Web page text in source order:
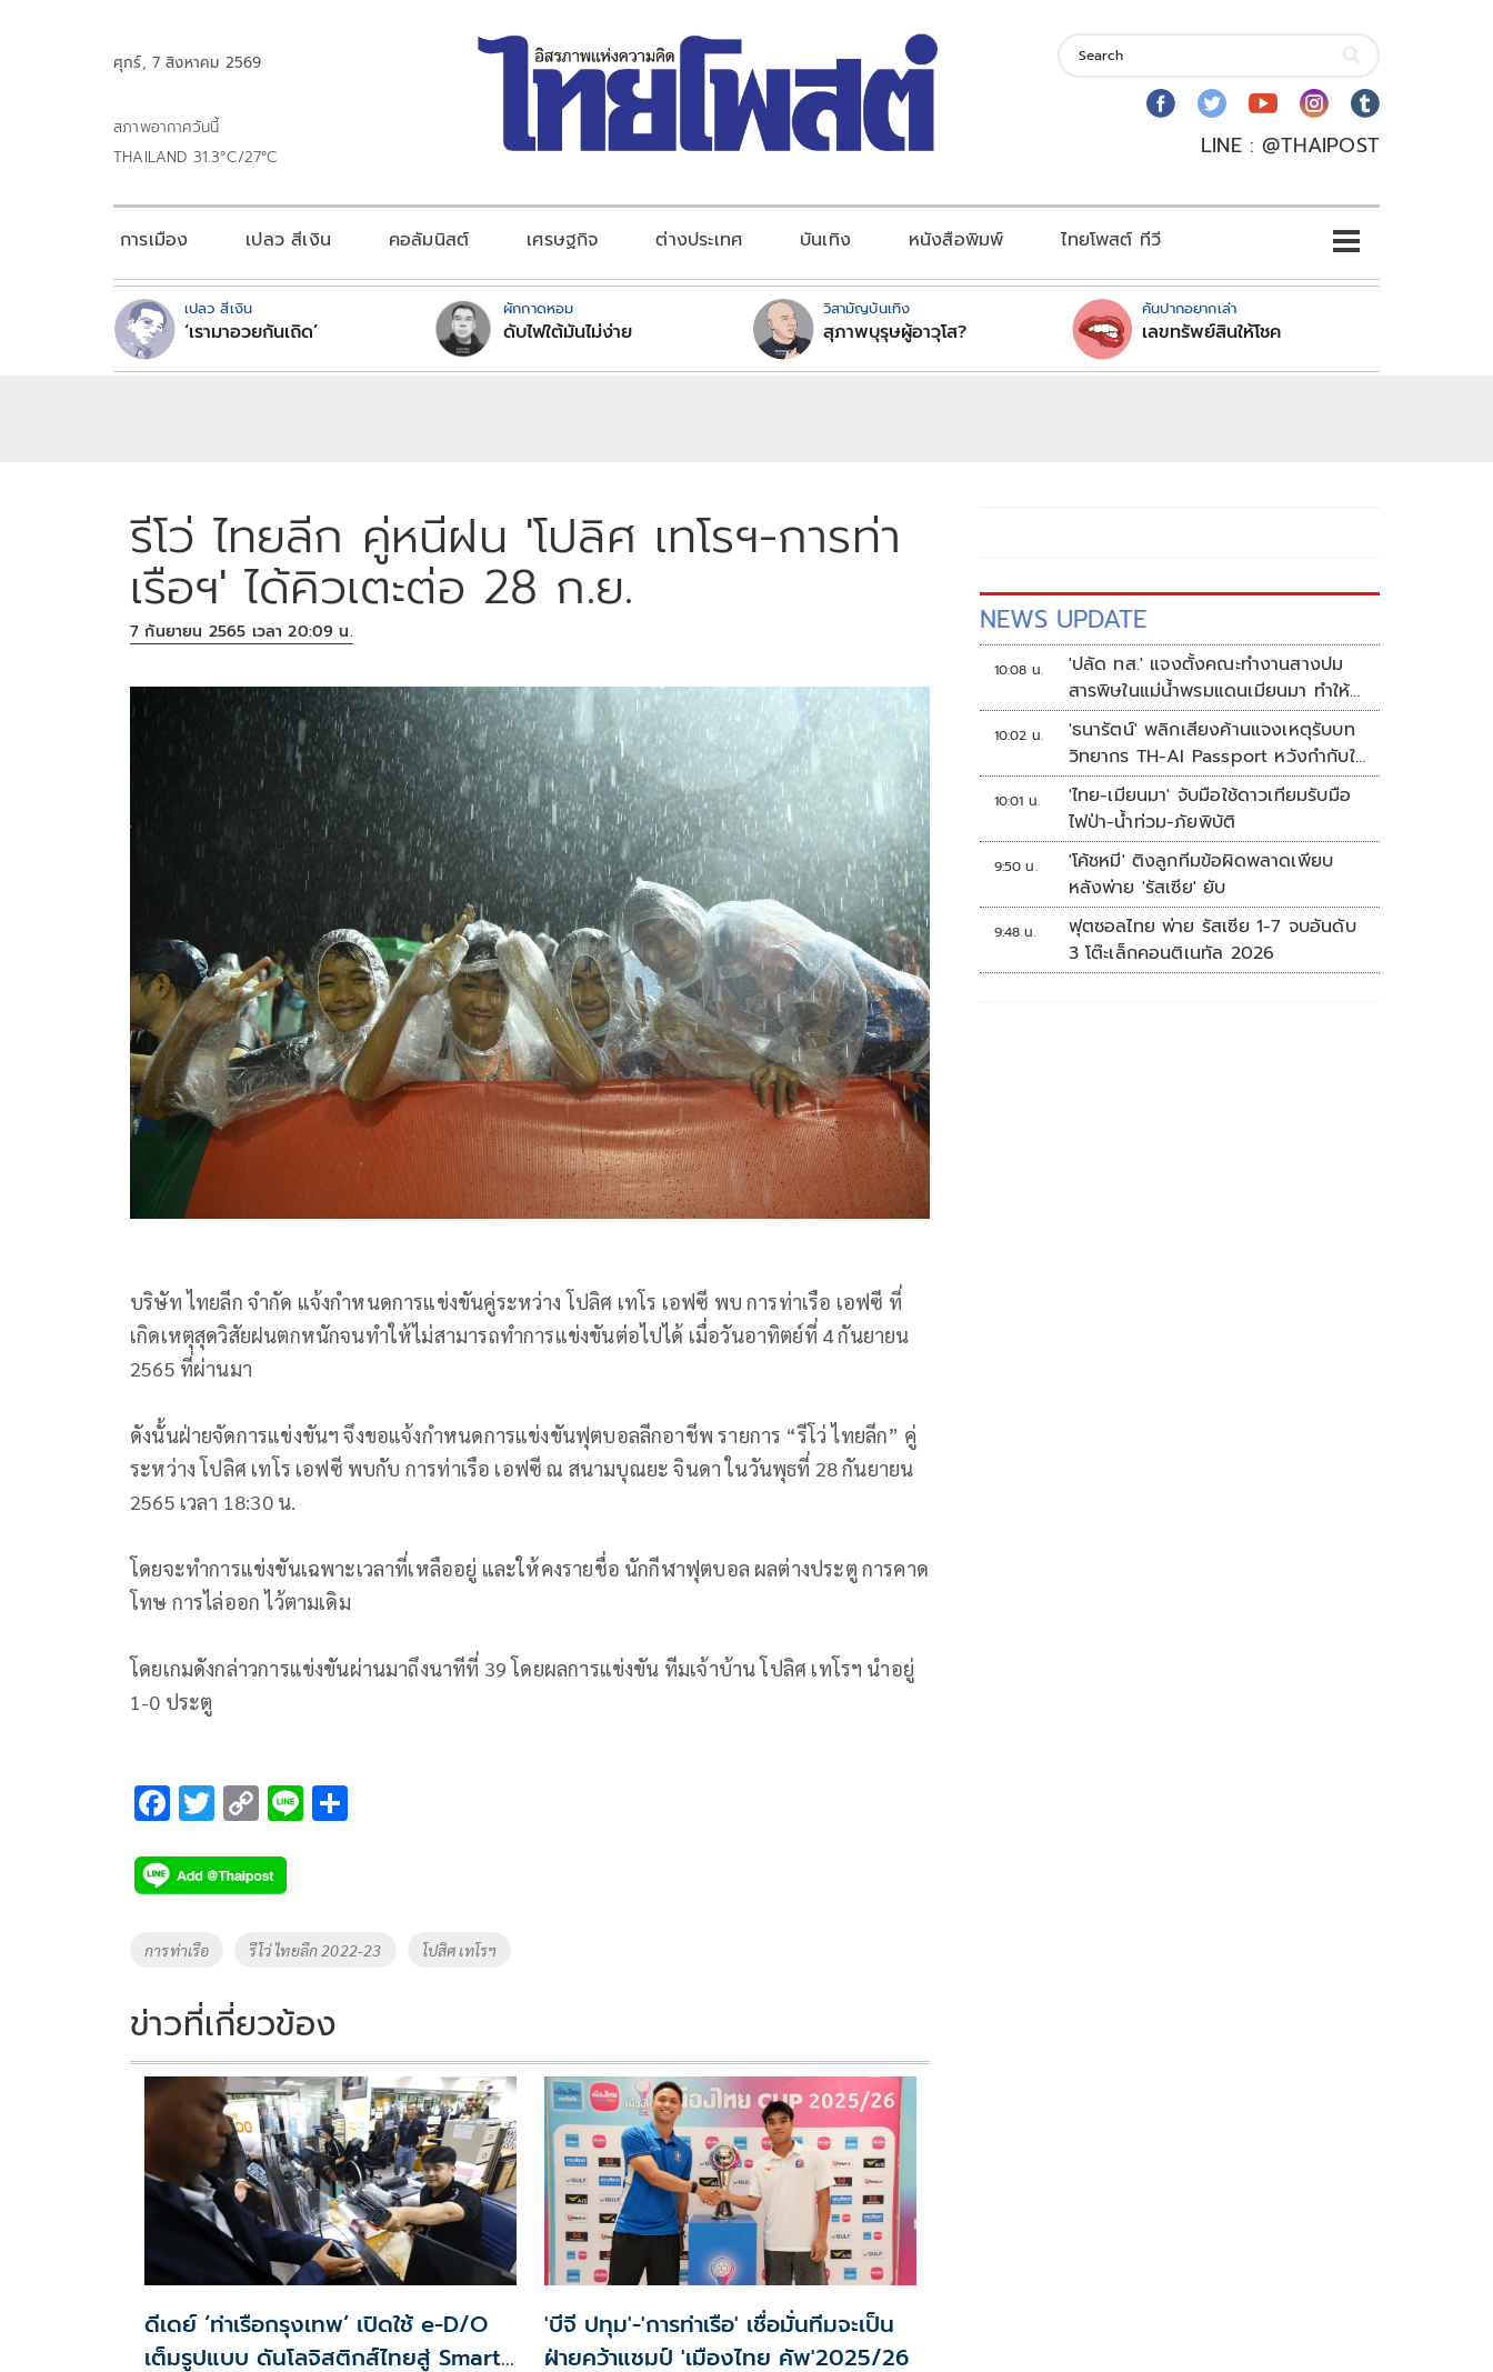
ศุกร์, 7 สิงหาคม 2569
สภาพอากาศวันนี้
THAILAND 31.3°C/27°C
LINE : @THAIPOST
การเมือง เปลว สีเงิน คอลัมนิสต์ เศรษฐกิจ ต่างประเทศ บันเทิง หนังสือพิมพ์ ไทยโพสต์ ทีวี
เปลว สีเงิน
‘เรามาอวยกันเถิด’
ผักกาดหอม
ดับไฟใต้มันไม่ง่าย
วิสามัญบันเทิง
สุภาพบุรุษผู้อาวุโส?
คันปากอยากเล่า
เลขทรัพย์สินให้โชค
รีโว่ ไทยลีก คู่หนีฝน 'โปลิศ เทโรฯ-การท่า
เรือฯ' ได้คิวเตะต่อ 28 ก.ย.
7 กันยายน 2565 เวลา 20:09 น.
บริษัท ไทยลีก จำกัด แจ้งกำหนดการแข่งขันคู่ระหว่าง โปลิศ เทโร เอฟซี พบ การท่าเรือ เอฟซี ที่
เกิดเหตุสุดวิสัยฝนตกหนักจนทําให้ไม่สามารถทําการแข่งขันต่อไปได้ เมื่อวันอาทิตย์ที่ 4 กันยายน
2565 ที่ผ่านมา
ดังนั้นฝ่ายจัดการแข่งขันฯ จึงขอแจ้งกําหนดการแข่งขันฟุตบอลลีกอาชีพ รายการ “รีโว่ ไทยลีก” คู่
ระหว่าง โปลิศ เทโร เอฟซี พบกับ การท่าเรือ เอฟซี ณ สนามบุณยะ จินดา ในวันพุธที่ 28 กันยายน
2565 เวลา 18:30 น.
โดยจะทําการแข่งขันเฉพาะเวลาที่เหลืออยู่ และให้คงรายชื่อ นักกีฬาฟุตบอล ผลต่างประตู การคาด
โทษ การไล่ออก ไว้ตามเดิม
โดยเกมดังกล่าวการแข่งขันผ่านมาถึงนาทีที่ 39 โดยผลการแข่งขัน ทีมเจ้าบ้าน โปลิศ เทโรฯ นำอยู่
1-0 ประตู
F
e
b
o
k
T
tt
er
C
p
y
Li
k
Li
Tags
การท่าเรือ รีโว่ ไทยลีก 2022-23 โปสิศ เทโรฯ
ข่าวที่เกี่ยวข้อง
ดีเดย์ ‘ท่าเรือกรุงเทพ’ เปิดใช้ e-D/O
เต็มรูปแบบ ดันโลจิสติกส์ไทยสู่ Smart
'บีจี ปทุม'-'การท่าเรือ' เชื่อมั่นทีมจะเป็น
ฝ่ายคว้าแชมป์ 'เมืองไทย คัพ'2025/26
NEWS UPDATE
10:08 น.
'ปลัด ทส.' แจงตั้งคณะทำงานสางปม
สารพิษในแม่น้ำพรมแดนเมียนมา ทำให้
แก้ปัญหารวดเร็ว
10:02 น.
'ธนารัตน์' พลิกเสียงค้านแจงเหตุรับบท
วิทยากร TH-AI Passport หวังกำกับใช้
งบเหมาะสม ชูจุดเด่นคนไทยได้ใช้ AI
ระดับโปร ลดเหลื่อมล้ำทางเทคโนโลยี
เซฟงบไปกว่า900ล้าน เชื่อหากใช้เต็มที่
เอกชนขาดทุนย่อยยับ
10:01 น.
'ไทย-เมียนมา' จับมือใช้ดาวเทียมรับมือ
ไฟป่า-น้ำท่วม-ภัยพิบัติ
9:50 น.
'โค้ชหมี' ติงลูกทีมข้อผิดพลาดเพียบ
หลังพ่าย 'รัสเซีย' ยับ
9:48 น.
ฟุตซอลไทย พ่าย รัสเซีย 1-7 จบอันดับ
3 โต๊ะเล็กคอนติเนทัล 2026